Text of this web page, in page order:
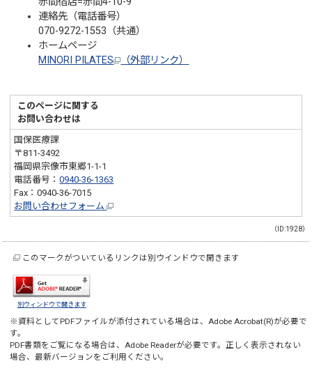
連絡先（電話番号）
070-9272-1553（共通）
ホームページ
MINORI PILATES
（外部リンク）
このページに関する
お問い合わせは
国保医療課
〒811-3492
福岡県宗像市東郷1-1-1
電話番号：0940-36-1363
Fax：0940-36-7015
お問い合わせフォーム
（ID:1928）
このマークがついているリンクは別ウインドウで開きます
別ウィンドウで開きます
※資料としてPDFファイルが添付されている場合は、Adobe Acrobat(R)が必要で
す。
PDF書類をご覧になる場合は、Adobe Readerが必要です。正しく表示されない
場合、最新バージョンをご利用ください。